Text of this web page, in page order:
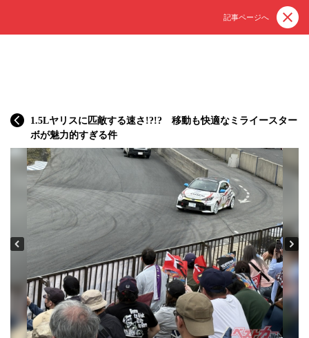
記事ページへ
1.5Lヤリスに匹敵する速さ!?!? 移動も快適なミライースター
ボが魅力的すぎる件